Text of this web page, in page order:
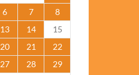
6 7
8
13 14
15
20 21
22
27 28
29